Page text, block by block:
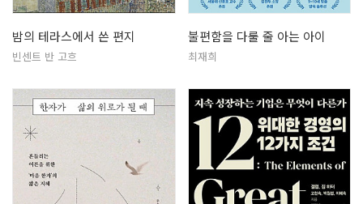
밤의 테라스에서 쓴 편지
빈센트 반 고흐
불편함을 다룰 줄 아는 아이
최재희